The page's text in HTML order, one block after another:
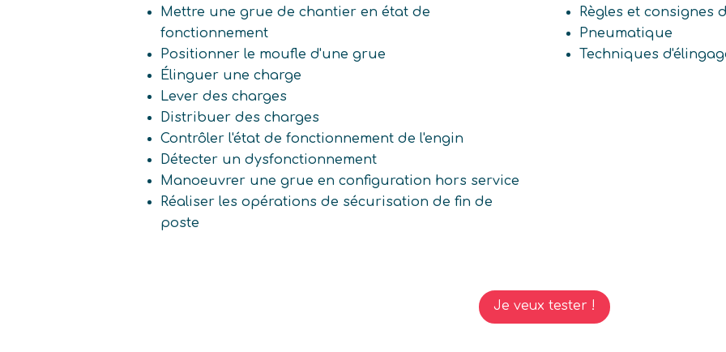
Mettre une grue de chantier en état de
fonctionnement
Positionner le moufle d'une grue
Élinguer une charge
Lever des charges
Distribuer des charges
Contrôler l'état de fonctionnement de l'engin
Détecter un dysfonctionnement
Manoeuvrer une grue en configuration hors service
Réaliser les opérations de sécurisation de fin de
poste
Règles et consignes
Pneumatique
Techniques
Je veux tester !